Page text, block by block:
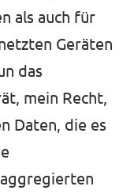
als auch für
Geräten
das
mein Recht,
Daten, die es